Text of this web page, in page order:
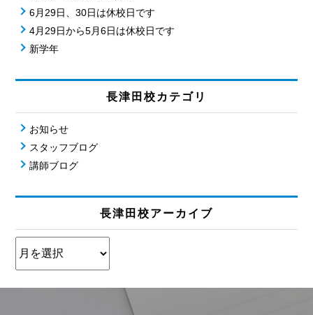
6月29日、30日は休校日です
4月29日から5月6日は休校日です
新学年
長津田校カテゴリ
お知らせ
スタッフブログ
講師ブログ
長津田校アーカイブ